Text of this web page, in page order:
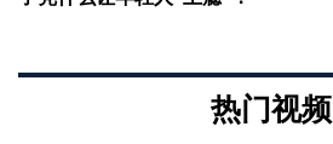
热门视频